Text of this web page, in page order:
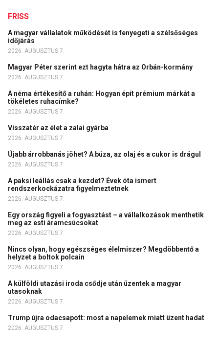
FRISS
A magyar vállalatok működését is fenyegeti a szélsőséges
időjárás
2026. AUGUSZTUS 7.
Magyar Péter szerint ezt hagyta hátra az Orbán-kormány
2026. AUGUSZTUS 7.
A néma értékesítő a ruhán: Hogyan épít prémium márkát a
tökéletes ruhacímke?
2026. AUGUSZTUS 7.
Visszatér az élet a zalai gyárba
2026. AUGUSZTUS 7.
Újabb árrobbanás jöhet? A búza, az olaj és a cukor is drágul
2026. AUGUSZTUS 7.
A paksi leállás csak a kezdet? Évek óta ismert
rendszerkockázatra figyelmeztetnek
2026. AUGUSZTUS 7.
Egy ország figyeli a fogyasztást – a vállalkozások menthetik
meg az esti áramcsúcsokat
2026. AUGUSZTUS 7.
Nincs olyan, hogy egészséges élelmiszer? Megdöbbentő a
helyzet a boltok polcain
2026. AUGUSZTUS 7.
A külföldi utazási iroda csődje után üzentek a magyar
utasoknak
2026. AUGUSZTUS 7.
Trump újra odacsapott: most a napelemek miatt üzent hadat
2026. AUGUSZTUS 7.